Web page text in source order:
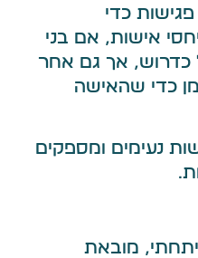
בדרך כלל מספיקות 5 פגישות כדי
אישות, אם בני
כדרוש, אך גם אחר
כדי שהאישה
נעימים ומספקים
מובאת